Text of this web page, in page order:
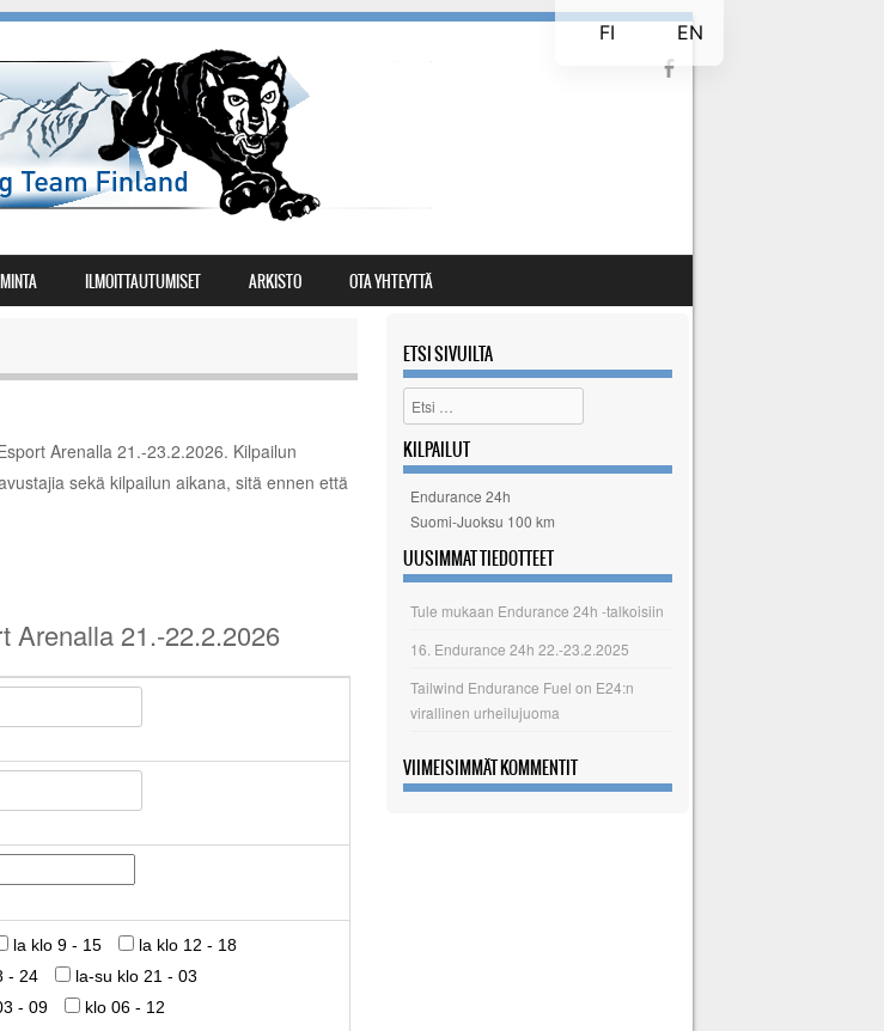
ILMOITTAUTUMISET ARKISTO OTA YHTEYTTÄ
Arenalla 21.-23.2.2026. Kilpailun
sekä kilpailun aikana, sitä ennen että
Arenalla 21.-22.2.2026
la klo 9 - 15
la klo 12 - 18
- 24
la-su klo 21 - 03
- 09
klo 06 - 12
ETSI SIVUILTA
Etsi
KILPAILUT
Endurance 24h
Suomi-Juoksu 100 km
UUSIMMAT TIEDOTTEET
Tule mukaan Endurance 24h -talkoisiin
16. Endurance 24h 22.-23.2.2025
Tailwind Endurance Fuel on E24:n
virallinen urheilujuoma
VIIMEISIMMÄT KOMMENTIT
FI EN